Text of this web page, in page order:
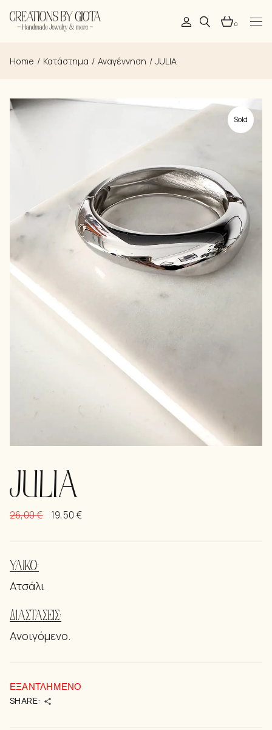
to
the 0
Home Κατάστημα Αναγέννηση JULIA
Sold
JULIA
26,00€ 19,50€
ΥΛΙΚΌ:
Ατσάλι
ΔΙΑΣΤΆΣΕΙΣ:
Aνοιγόμενο.
ΕΞΑΝΤΛΗΜΈΝΟ
SHARE: